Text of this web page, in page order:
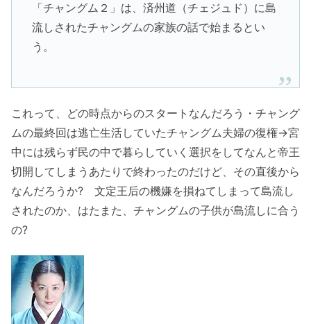
「チャングム２」は、済州道（チェジュド）に島
流しされたチャングムの家族の話で始まるとい
う。
これって、どの時点からのスタートなんだろう・チャング
ムの最終回は逃亡生活していたチャングム夫婦の復権→宮
中には残らず民の中で暮らしていく選択をしてなんと帝王
切開してしまうあたりで終わったのだけど、その直後から
なんだろうか? 文定王后の機嫌を損ねてしまって島流し
されたのか、はたまた、チャングムの子供が島流しに合う
の?